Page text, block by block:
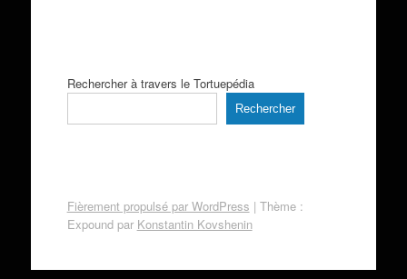
Rechercher à travers le Tortuepédia
Rechercher
Fièrement propulsé par WordPress | Thème :
Expound par Konstantin Kovshenin